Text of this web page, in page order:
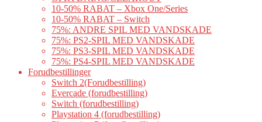
10-50% RABAT – Xbox One/Series
10-50% RABAT – Switch
75%: ANDRE SPIL MED VANDSKADE
75%: PS2-SPIL MED VANDSKADE
75%: PS3-SPIL MED VANDSKADE
75%: PS4-SPIL MED VANDSKADE
Forudbestillinger
Switch 2(Forudbestilling)
Evercade (forudbestilling)
Switch (forudbestilling)
Playstation 4 (forudbestilling)